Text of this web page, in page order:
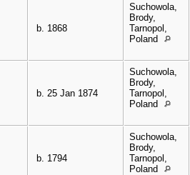
b. 1868
Suchowola,
Brody,
Tarnopol,
Poland
b. 25 Jan 1874
Suchowola,
Brody,
Tarnopol,
Poland
b. 1794
Suchowola,
Brody,
Tarnopol,
Poland